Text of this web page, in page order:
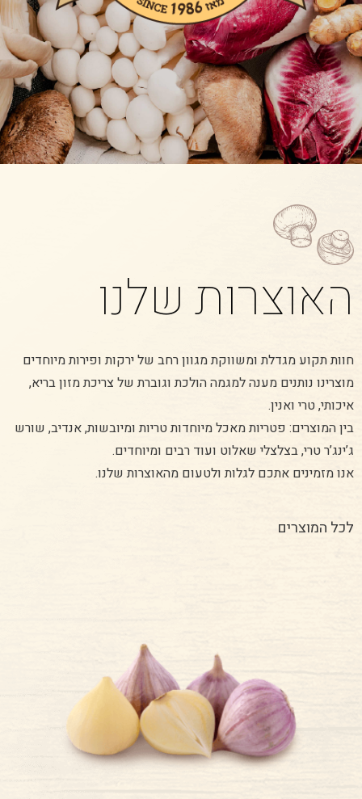
האוצרות שלנו
חוות תקוע מגדלת ומשווקת מגוון רחב של ירקות ופירות מיוחדים
מוצרינו נותנים מענה למגמה הולכת וגוברת של צריכת מזון בריא,
איכותי, טרי ואנין.
בין המוצרים: פטריות מאכל מיוחדות טריות ומיובשות, אנדיב, שורש
ג’ינג’ר טרי, בצלצלי שאלוט ועוד רבים ומיוחדים.
אנו מזמינים אתכם לגלות ולטעום מהאוצרות שלנו.
לכל המוצרים